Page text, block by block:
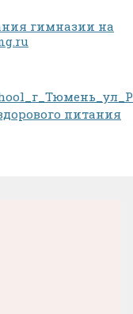
гимназии на
питания